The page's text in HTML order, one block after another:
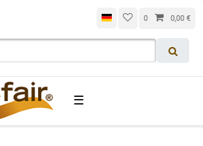
0 0,00 €
☰